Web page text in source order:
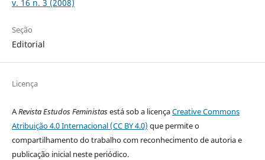
v. 16 n. 3 (2008)
Seção
Editorial
Licença
ARevista Estudos Feministasestá sob a licençaCreative Commons
Atribuição 4.0 Internacional (CC BY 4.0) que permite o
compartilhamento do trabalho com reconhecimento de autoria e
publicação inicial neste periódico.